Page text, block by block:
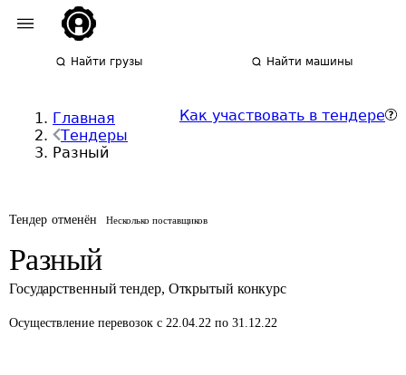
Найти грузы Найти машины
Главная
Тендеры
Разный
Как участвовать в тендере
Тендер отменён Несколько поставщиков
Разный
Государственный тендер, Открытый конкурс
Осуществление перевозок с 22.04.22 по 31.12.22